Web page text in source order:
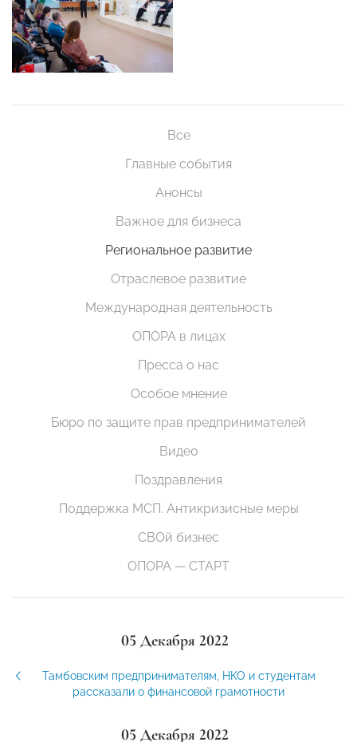
Все
Главные события
Анонсы
Важное для бизнеса
Региональное развитие
Отраслевое развитие
Международная деятельность
ОПОРА в лицах
Пресса о нас
Особое мнение
Бюро по защите прав предпринимателей
Видео
Поздравления
Поддержка МСП. Антикризисные меры
СВОй бизнес
ОПОРА — СТАРТ
05 Декабря 2022
Тамбовским предпринимателям, НКО и студентам
рассказали о финансовой грамотности
05 Декабря 2022